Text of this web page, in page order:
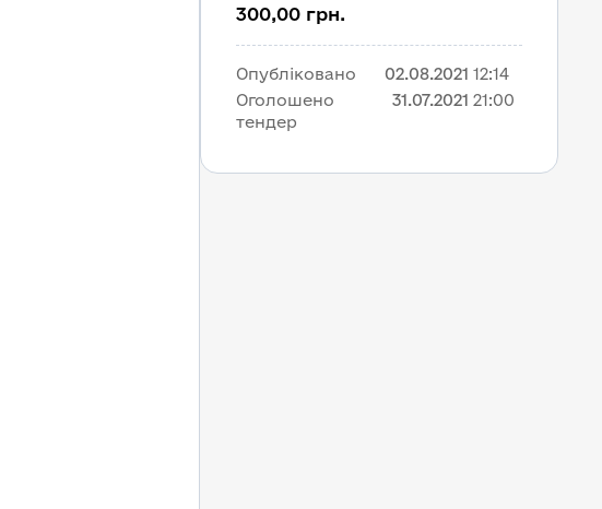
300,00 грн.
Опубліковано 02.08.2021 12:14
Оголошено
тендер
31.07.2021 21:00